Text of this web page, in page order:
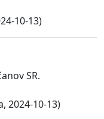
10-13)
SR.
2024-10-13)